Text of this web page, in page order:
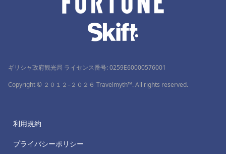
ギリシャ政府観光局 ライセンス番号: 0259Ε60000576001
Copyright © ２０１２–２０２６ Travelmyth™. All rights reserved.
利用規約
プライバシーポリシー